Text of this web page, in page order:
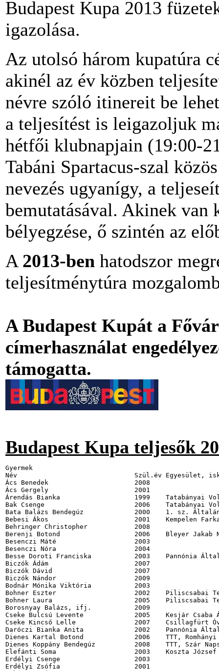
Budapest Kupa 2013
igazolása.
Az utolsó három kupatúra
akinél az év közben
névre szóló itinereit be
a teljesítést is leigazoljuk
hétfői klubnapjain (19:00-
Tabáni Spartacus-szal
nevezés ugyanígy, a
bemutatásával. Akinek van
bélyegzése, ő szintén az
A 2013-ben hatodszor
teljesítménytúra
A Budapest Kupát a
címerhasználat
támogatta.
Budapest Kupa teljesők
Gyermek
Név                              Szül.év Egyesület, iskola                                           Túrák
Ács Benedek                      2008                                                                 6
Ács Gergely                      2001                                                                 6
Árendás Bianka                   1999    Tatabányai Volán SE                                         10
Bak Csenge                       2006    Tatabányai Volán SE                                          6
Bata Balázs Bendegúz             2000    1. sz. Általános Iskola, Budaörs                             6
Bebesi Ákos                      2001    Kempelen Farkas Gimnázium                                    6
Behringer Christopher            2008                                                                 7
Berenji Botond                   2006    Bleyer Jakab Német Nemzetiségi Általános Iskola              8
Besenczi Máté                    2003                                                                 6
Besenczi Nóra                    2004                                                                 6
Besse Doroti Franciska           2003    Pannónia Általános Iskola                                    6
Biczók Ádám                      2007                                                                 6
Biczók Dávid                     2007                                                                 6
Biczók Nándor                    2009                                                                 6
Bodnár Mónika Viktória           2003                                                                 6
Bohner Eszter                    2002    Piliscsabai Természetjáró Egyesület                          9
Bohner Laura                     2005    Piliscsabai Természetjáró Egyesület                          8
Borosnyay Balázs, ifj.           2009                                                                 7
Cseke Bulcsú Levente             2005    Kesjár Csaba Általános Iskola                                7
Cseke Kincső Lelle               2007    Csillagfürt Óvoda, Budaörs                                   7
Daróczi Bianka Anita             2002    Pannónia Általános Iskola                                    6
Dienes Kartal Botond             2006    TTT, Romhányi György Kéttannyelvű Általános Iskola           7
Dienes Koppány Bendegúz          2008    TTT, Szár Napsugár Kindergarten Nemzetiségi Óvoda            6
Elefánti Soma                    2003    Koszta József Általános Iskola                               6
Erdélyi Csenge                   2003                                                                 6
Erdélyi Zsófia                   2001                                                                 7
Fehér Noémi                      2006                                                                 7
Felföldi Katalin                 2004    JÁTSSZ Egyesület                                             6
Fervágner Péter László           2000    Pannónia Általános Iskola                                    7
Fervágner Tamás Viktor           2001    Pannónia Általános Iskola                                    7
Fliegh Zsófia Szilvia            2005                                                                 6
Gallé Henrik Attila              2001                                                                 6
Gerebenics Bercel Bálint         2003    Pannónia Általános Iskola                                    8
Gombos Réka                      2001    TTT                                                          9
Gödri Attila, ifj.               2006    ÁPISZ Gyopár SE                                              6
Hajós Bernadett                  2002    Tatabányai Volán SE                                         16
Horváth Botond Levente           2003                                                                25
Hulman Dóra Kinga                2005                                                                 6
Karosi Viktória                  2001    Baár-Madas Református Általános Iskola                       6
Király Benedek                   2006    Tarkabarka Óvoda, Budakeszi                                  6
Király Blanka                    2008    Tarkabarka Óvoda, Budakeszi                                  6
Kiss Bernadett                   2002    Széchenyi István Általános Iskola                            8
Kiss Gréta Lívia                 2008    Hetedhét Óvoda                                               8
Kiss Laura Réka                  2005    Kolozsvár Utcai Általános Iskola                             8
Kovács László Károly             2005                                                                 7
Kovács Mátyás Márton             2002                                                                 6
Kovács Tamás, ifj.               1999    TTT, Kincses József Általános Iskola                        18
Kucsera Dávid                    2001                                                                 6
Kullai Ádám                      2006    Városligeti Általános Iskola                                 6
Kullai Adél                      2002    Városligeti Általános Iskola                                 6
Lamberg-Liszkay Zsófia           2003    Pannónia Általános Iskola                                    9
Lindmayer Tamás, ifj.            1999                                                                 9
Lővei Liliána                    2010    Keveháza Utcai Óvoda                                         7
Márföldi Bence                   2002    Lágymányosi Bárdos Lajos Kéttannyelvű Ált. Isk. és Gimn.    10
Márkus Balázs                    2006                                                                10
Márkus Dániel                    2004                                                                10
Márta Zsombor                    2003                                                                 7
Mártha Mihály                    2005    Bocskai István Általános Iskola                              6
Marton Lilla                     2003                                                                 7
Marton Szilvia                   2000    Orion TTE                                                    6
Nagy Maximilián                  2001    Bem József Általános Iskola                                  8
Nagy Regina                      2003    Pannónia Általános Iskola                                    7
Németh Flóra Zsuzsanna           1999    Pannónia Általános Iskola                                   10
Ocztos Róbert                    2005    Szent László Általános Iskola                                6
Orbán Enikő                      2002    Meixner Általános Iskola és Művészeti Alapfokú Intézmény     8
Orbán László Balázs              2004    Meixner Általános Iskola és Művészeti Alapfokú Intézmény    10
Őri Bence                        2002    Pannónia Általános Iskola                                    7
Papp Bence Bendegúz              1999                                                                10
Petrás Andrea Janka              2004    Újlak Utcai Általános Iskola                                 6
Petrás Dalma Viola               2008                                                                 6
Petró Balázs Mátyás              2005    Ösvénytaposó Baráti Társaság                                 9
Pintér Balázs                    2000    Lónyay Utcai Református Gimnázium                            7
Pósa Diána                       2007                                                                 8
Prepuk Boglárka Réka             2004    Bem József Általános Iskola                                 10
Prókai Gábor                     2005    Kesjár Csaba Általános Iskola                               10
Pusnik Zoltán, ifj.              2006                                                                 6
Pünkösti Nimród                  2006    Szent-Györgyi Albert Általános Iskola                        6
Rákosi Tamás                     2007    Óbudai Csicsergő Óvoda                                       6
Rátkai Bence                     2004    Pannónia Általános Iskola                                    8
Reicher Lóránt                   2005    Ösvénytaposó Baráti Társaság                                 6
Sárik Sudár Levente              2004                                                                 6
Schréder Tamás                   2007                                                                 9
Somogyi István, ifj.             1999    TTT                                                         13
Somogyi Lívia                    2001    TTT                                                         10
Spányi Márta                     2006    Farkasréti Általános Iskola                                  6
Strack Ádám                      2005    TTT                                                         33
Straub Kinga                     2002    Budavári Általános Iskola                                   10
Szabó Rafael Dominik             2001                                                                 8
Szabó Rafael Patrik              2001                                                                 8
Szécsi Regős Bertalan            2003    Gregor József Általános Iskola                               8
Szenn Kata                       2005    Herman Ottó Általános Iskola                                 6
Szenn Róza                       2001    Herman Ottó Általános Iskola                                 6
Szép Zétény                      2004    Meixner Alapfokú Művészeti Általános Iskola                  6
Szigeti Huba                     2006    Herman Ottó Általános Iskola                                 7
Szigeti Soma                     2009    Halacska Református Óvoda                                    7
Sziko